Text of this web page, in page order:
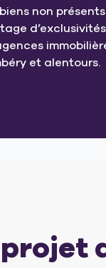
non
et alentours.